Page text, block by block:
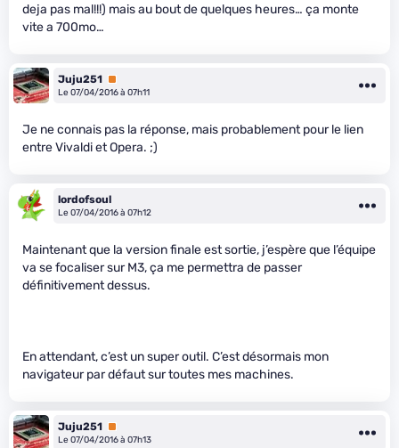
deja pas mal!!!) mais au bout de quelques heures… ça monte
vite a 700mo…
Juju251 Premium
Le 07/04/2016 à 07h11
Je ne connais pas la réponse, mais probablement pour le lien
entre Vivaldi et Opera. ;)
lordofsoul
Le 07/04/2016 à 07h12
Maintenant que la version finale est sortie, j’espère que l’équipe
va se focaliser sur M3, ça me permettra de passer
définitivement dessus.
En attendant, c’est un super outil. C’est désormais mon
navigateur par défaut sur toutes mes machines.
Juju251 Premium
Le 07/04/2016 à 07h13